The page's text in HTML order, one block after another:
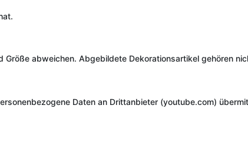
abweichen. Abgebildete Dekorationsartikel gehören
Daten an Drittanbieter (youtube.com)